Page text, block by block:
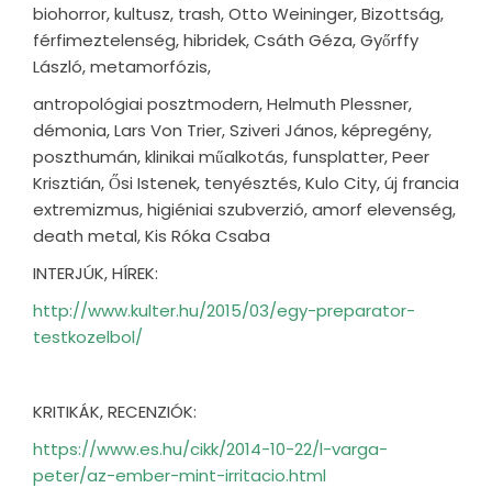
biohorror, kultusz, trash, Otto Weininger, Bizottság,
férfimeztelenség, hibridek, Csáth Géza, Győrffy
László, metamorfózis,
antropológiai posztmodern, Helmuth Plessner,
démonia, Lars Von Trier, Sziveri János, képregény,
poszthumán, klinikai műalkotás, funsplatter, Peer
Krisztián, Ősi Istenek, tenyésztés, Kulo City, új francia
extremizmus, higiéniai szubverzió, amorf elevenség,
death metal, Kis Róka Csaba
INTERJÚK, HÍREK:
http://www.kulter.hu/2015/03/egy-preparator-
testkozelbol/
KRITIKÁK, RECENZIÓK:
https://www.es.hu/cikk/2014-10-22/l-varga-
peter/az-ember-mint-irritacio.html